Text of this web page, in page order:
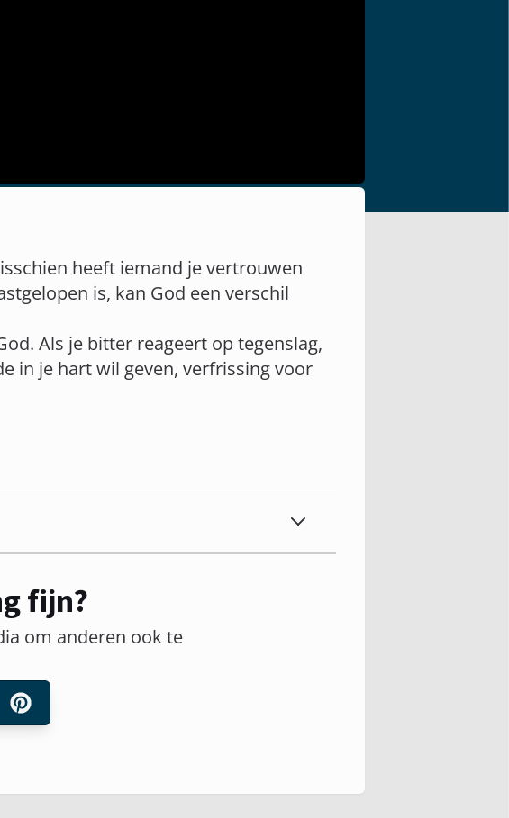
heeft iemand je vertrouwen
is, kan God een verschil
Als je bitter reageert op tegenslag,
in je hart wil geven, verfrissing voor
fijn?
om anderen ook te